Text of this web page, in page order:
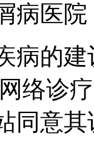
病医院
病的
络诊
同意